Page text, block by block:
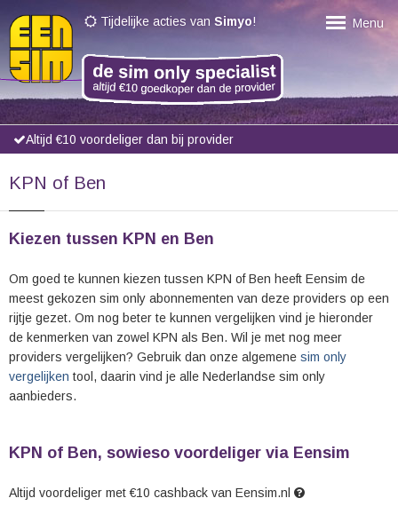
Tijdelijke acties van Simyo! Menu
Altijd €10 voordeliger dan bij provider
KPN of Ben
Kiezen tussen KPN en Ben
Om goed te kunnen kiezen tussen KPN of Ben heeft Eensim de
meest gekozen sim only abonnementen van deze providers op een
rijtje gezet. Om nog beter te kunnen vergelijken vind je hieronder
de kenmerken van zowel KPN als Ben. Wil je met nog meer
providers vergelijken? Gebruik dan onze algemene sim only
vergelijken tool, daarin vind je alle Nederlandse sim only
aanbieders.
KPN of Ben, sowieso voordeliger via Eensim
Altijd voordeliger met €10 cashback van Eensim.nl